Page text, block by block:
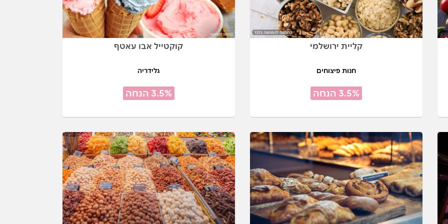
קליית ירושלמי
חנות פיצוחים
3.5% הנחה
קוקטייל אבו עאטף
גלידריה
3.5% הנחה